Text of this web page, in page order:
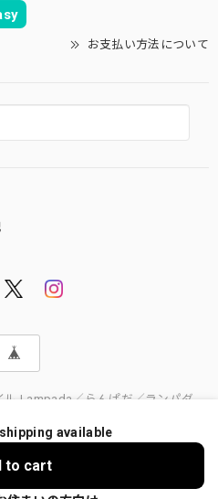
お支払い方法について
Lampada／らんぱだ／ランパダ
available
to cart